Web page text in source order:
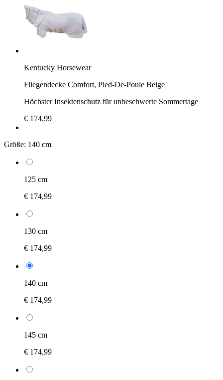
Kentucky Horsewear
Fliegendecke Comfort, Pied-De-Poule Beige
Höchster Insektenschutz für unbeschwerte Sommertage
€ 174,99
Größe: 140 cm
125 cm
€ 174,99
130 cm
€ 174,99
140 cm
€ 174,99
145 cm
€ 174,99